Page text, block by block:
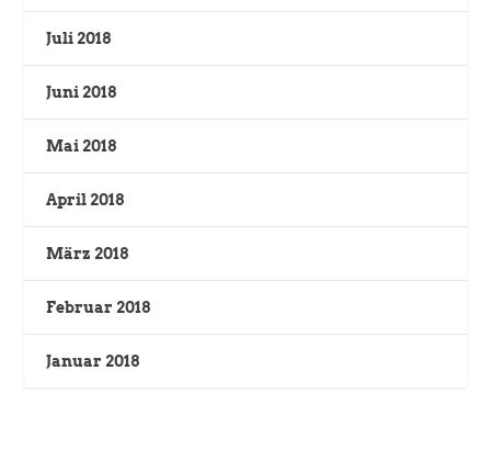
Juli 2018
Juni 2018
Mai 2018
April 2018
März 2018
Februar 2018
Januar 2018